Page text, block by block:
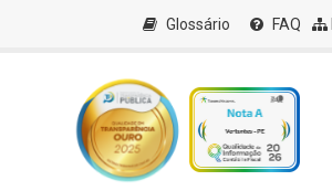
Glossário FAQ